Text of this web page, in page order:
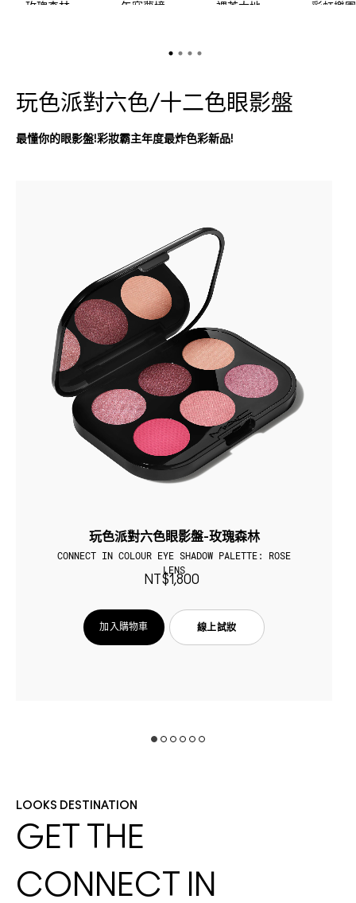
玫瑰森林 午寐夢境 裸茶大地 彩虹樂園
玩色派對六色/十二色眼影盤
最懂你的眼影盤!彩妝霸主年度最炸色彩新品!
玩色派對六色眼影盤-玫瑰森林
CONNECT IN COLOUR EYE SHADOW PALETTE: ROSE
LENS
NT$1,800
加入購物車 線上試妝
LOOKS DESTINATION
GET THE
CONNECT IN